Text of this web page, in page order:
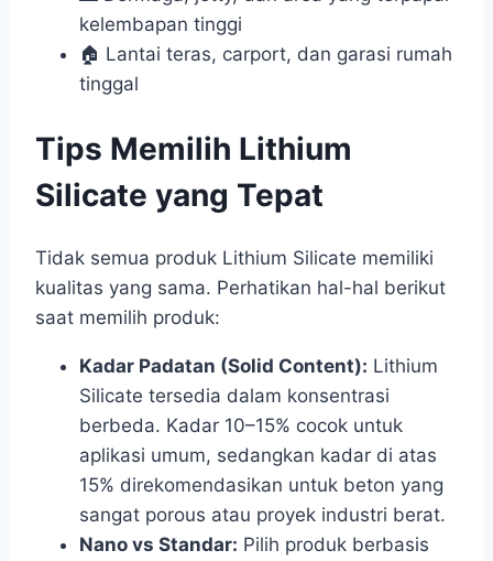
kelembapan tinggi
🏠 Lantai teras, carport, dan garasi rumah
tinggal
Tips Memilih Lithium
Silicate yang Tepat
Tidak semua produk Lithium Silicate memiliki
kualitas yang sama. Perhatikan hal-hal berikut
saat memilih produk:
Kadar Padatan (Solid Content): Lithium
Silicate tersedia dalam konsentrasi
berbeda. Kadar 10–15% cocok untuk
aplikasi umum, sedangkan kadar di atas
15% direkomendasikan untuk beton yang
sangat porous atau proyek industri berat.
Nano vs Standar: Pilih produk berbasis